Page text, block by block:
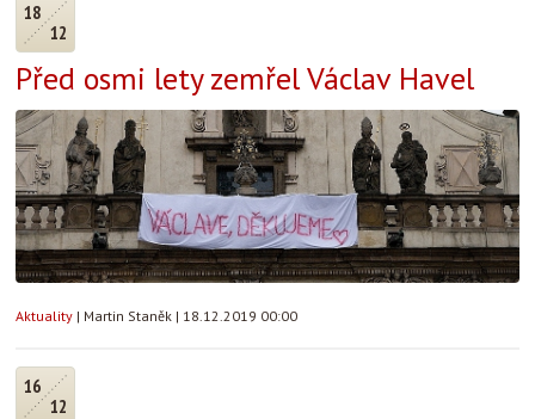
18
12
Před osmi lety zemřel Václav Havel
Aktuality | Martin Staněk | 18.12.2019 00:00
16
12